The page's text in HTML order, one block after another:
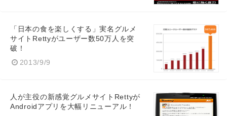
「日本の食を楽しくする」実名グルメ
サイトRettyがユーザー数50万人を突
破！
2013/9/9
人が主役の新感覚グルメサイトRettyが
Androidアプリを大幅リニューアル！